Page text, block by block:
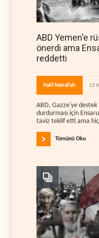
ABD Yemen'e
önerdi ama
reddetti
Halil Nasrallah 12
ABD, Gazze'ye destek
durdurması için
taviz teklif etti ama
Tümünü Oku